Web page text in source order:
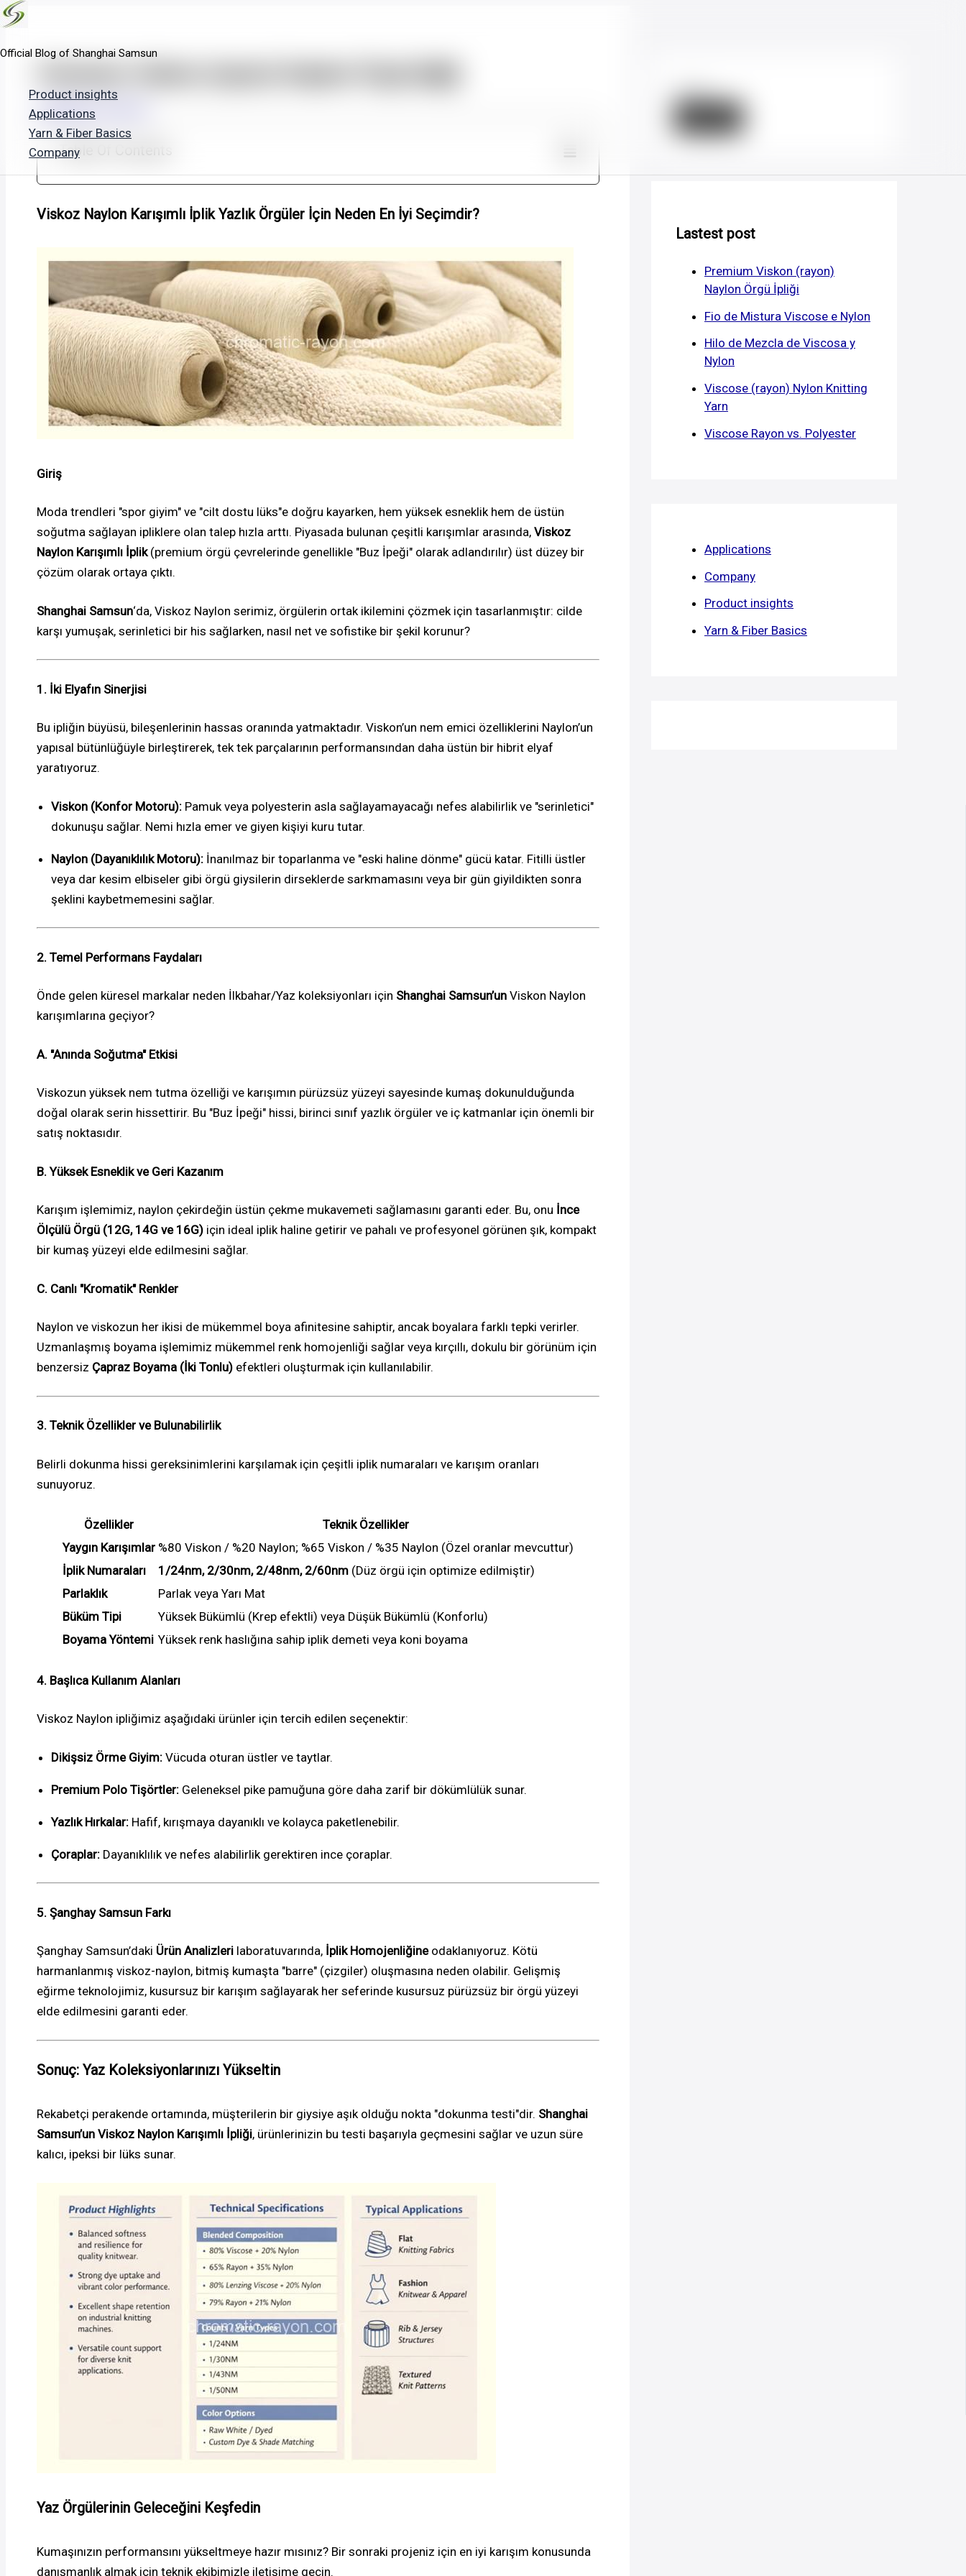
Skip
content
Official Blog of Shanghai Samsun
Product insights
Applications
Yarn & Fiber Basics
Company
ByShsamsun/
Table Of Contents
Viskoz Naylon Karışımlı İplik Yazlık Örgüler İçin Neden En İyi Seçimdir?
Giriş
Moda trendleri "spor giyim" ve "cilt dostu lüks"e doğru kayarken, hem yüksek esneklik hem de üstün
soğutma sağlayan ipliklere olan talep hızla arttı. Piyasada bulunan çeşitli karışımlar arasında, Viskoz
Naylon Karışımlı İplik(premium örgü çevrelerinde genellikle "Buz İpeği" olarak adlandırılır) üst düzey bir
çözüm olarak ortaya çıktı.
Shanghai Samsun‘da, Viskoz Naylon serimiz, örgülerin ortak ikilemini çözmek için tasarlanmıştır: cilde
karşı yumuşak, serinletici bir his sağlarken, nasıl net ve sofistike bir şekil korunur?
1. İki Elyafın Sinerjisi
Bu ipliğin büyüsü, bileşenlerinin hassas oranında yatmaktadır. Viskon’un nem emici özelliklerini Naylon’un
yapısal bütünlüğüyle birleştirerek, tek tek parçalarının performansından daha üstün bir hibrit elyaf
yaratıyoruz.
Viskon (Konfor Motoru):Pamuk veya polyesterin asla sağlayamayacağı nefes alabilirlik ve "serinletici"
dokunuşu sağlar. Nemi hızla emer ve giyen kişiyi kuru tutar.
Naylon (Dayanıklılık Motoru):İnanılmaz bir toparlanma ve "eski haline dönme" gücü katar. Fitilli üstler
veya dar kesim elbiseler gibi örgü giysilerin dirseklerde sarkmamasını veya bir gün giyildikten sonra
şeklini kaybetmemesini sağlar.
2. Temel Performans Faydaları
Önde gelen küresel markalar neden İlkbahar/Yaz koleksiyonları için Shanghai Samsun’unViskon Naylon
karışımlarına geçiyor?
A. "Anında Soğutma" Etkisi
Viskozun yüksek nem tutma özelliği ve karışımın pürüzsüz yüzeyi sayesinde kumaş dokunulduğunda
doğal olarak serin hissettirir. Bu "Buz İpeği" hissi, birinci sınıf yazlık örgüler ve iç katmanlar için önemli bir
satış noktasıdır.
B. Yüksek Esneklik ve Geri Kazanım
Karışım işlemimiz, naylon çekirdeğin üstün çekme mukavemeti sağlamasını garanti eder. Bu, onu İnce
Ölçülü Örgü (12G, 14G ve 16G)için ideal iplik haline getirir ve pahalı ve profesyonel görünen şık, kompakt
bir kumaş yüzeyi elde edilmesini sağlar.
C. Canlı "Kromatik" Renkler
Naylon ve viskozun her ikisi de mükemmel boya afinitesine sahiptir, ancak boyalara farklı tepki verirler.
Uzmanlaşmış boyama işlemimiz mükemmel renk homojenliği sağlar veya kırçıllı, dokulu bir görünüm için
benzersiz Çapraz Boyama (İki Tonlu)efektleri oluşturmak için kullanılabilir.
3. Teknik Özellikler ve Bulunabilirlik
Belirli dokunma hissi gereksinimlerini karşılamak için çeşitli iplik numaraları ve karışım oranları
sunuyoruz.
Özellikler
Teknik Özellikler
Yaygın Karışımlar %80 Viskon / %20 Naylon; %65 Viskon / %35 Naylon (Özel oranlar mevcuttur)
İplik Numaraları
1/24nm, 2/30nm, 2/48nm, 2/60nm(Düz örgü için optimize edilmiştir)
Parlaklık
Parlak veya Yarı Mat
Büküm Tipi
Yüksek Bükümlü (Krep efektli) veya Düşük Bükümlü (Konforlu)
Boyama Yöntemi Yüksek renk haslığına sahip iplik demeti veya koni boyama
4. Başlıca Kullanım Alanları
Viskoz Naylon ipliğimiz aşağıdaki ürünler için tercih edilen seçenektir:
Dikişsiz Örme Giyim:Vücuda oturan üstler ve taytlar.
Premium Polo Tişörtler:Geleneksel pike pamuğuna göre daha zarif bir dökümlülük sunar.
Yazlık Hırkalar:Hafif, kırışmaya dayanıklı ve kolayca paketlenebilir.
Çoraplar:Dayanıklılık ve nefes alabilirlik gerektiren ince çoraplar.
5. Şanghay Samsun Farkı
Şanghay Samsun’daki Ürün Analizlerilaboratuvarında, İplik Homojenliğineodaklanıyoruz. Kötü
harmanlanmış viskoz-naylon, bitmiş kumaşta "barre" (çizgiler) oluşmasına neden olabilir. Gelişmiş
eğirme teknolojimiz, kusursuz bir karışım sağlayarak her seferinde kusursuz pürüzsüz bir örgü yüzeyi
elde edilmesini garanti eder.
Sonuç: Yaz Koleksiyonlarınızı Yükseltin
Rekabetçi perakende ortamında, müşterilerin bir giysiye aşık olduğu nokta "dokunma testi"dir. Shanghai
Samsun’un Viskoz Naylon Karışımlı İpliği, ürünlerinizin bu testi başarıyla geçmesini sağlar ve uzun süre
kalıcı, ipeksi bir lüks sunar.
Yaz Örgülerinin Geleceğini Keşfedin
Kumaşınızın performansını yükseltmeye hazır mısınız? Bir sonraki projeniz için en iyi karışım konusunda
danışmanlık almak için teknik ekibimizle iletişime geçin.
Search
Lastest post
Premium Viskon (rayon)
Naylon Örgü İpliği
Fio de Mistura Viscose e Nylon
Hilo de Mezcla de Viscosa y
Nylon
Viscose (rayon) Nylon Knitting
Yarn
Viscose Rayon vs. Polyester
Applications
Company
Product insights
Yarn & Fiber Basics